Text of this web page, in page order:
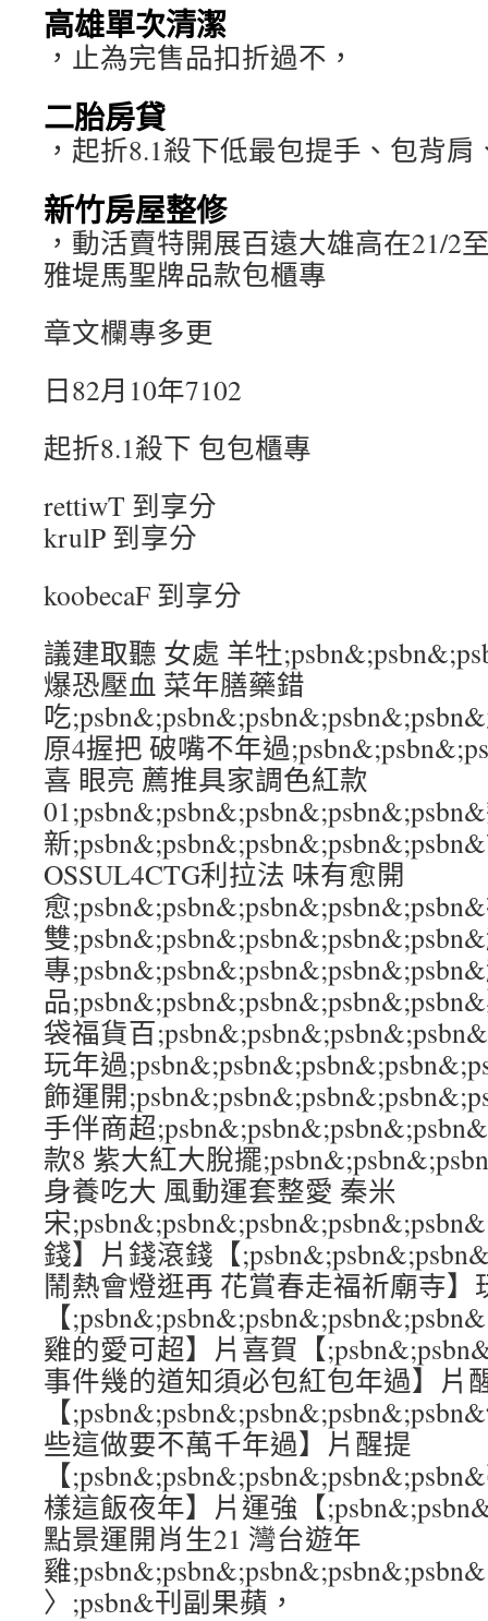
高雄單次清潔
，止為完售品扣折過不，
二胎房貸
，起折8.1殺下低最包提手、包背
新竹房屋整修
，動活賣特開展百遠大雄高在21/2
雅堤馬聖牌品款包櫃專
章文欄專多更
日82月10年7102
起折8.1殺下 包包櫃專
rettiwT 到享分
krulP 到享分
koobecaF 到享分
議建取聽 女處 羊牡
爆恐壓血 菜年膳藥錯
吃
原4握把 破嘴不年過
喜 眼亮 薦推具家調色紅款
新
OSSUL4CTG利拉法 味有愈開
愈
雙
專
品
袋福貨百
玩年過
飾運開
手伴商超
款8 紫大紅大脫擺
身養吃大 風動運套整愛 秦米
宋
錢】片錢滾錢【
鬧熱會燈逛再 花賞春走福祈廟寺】
【
雞的愛可超】片喜賀【
事件幾的道知須必包紅包年過】片
【
些這做要不萬千年過】片醒提
【
樣這飯夜年】片運強【
點景運開肖生21 灣台遊年
雞;psbn&;psbn&;psbn&;psbn&;psbn&
〉;psbn&刊副果蘋，